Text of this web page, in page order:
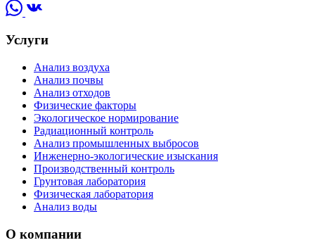
Услуги
Анализ воздуха
Анализ почвы
Анализ отходов
Физические факторы
Экологическое нормирование
Радиационный контроль
Анализ промышленных выбросов
Инженерно-экологические изыскания
Производственный контроль
Грунтовая лаборатория
Физическая лаборатория
Анализ воды
О компании